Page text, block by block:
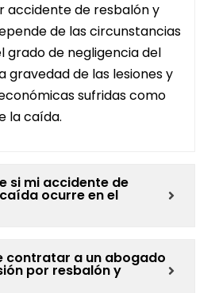
accidente de resbalón y
de las circunstancias
grado de negligencia del
gravedad de las lesiones y
sufridas como
la caída.
si mi accidente de
ocurre en el
contratar a un abogado
por resbalón y